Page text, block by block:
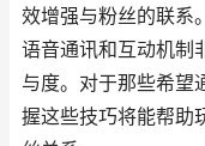
效增强与粉丝的联系
语音通讯和互动机制
与度。对于那些希望
握这些技巧将能帮助